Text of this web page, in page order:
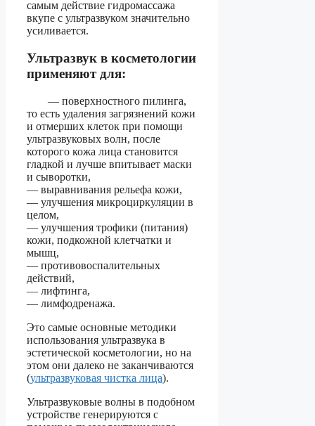
самым действие гидромассажа
вкупе с ультразвуком значительно
усиливается.
Ультразвук в косметологии
применяют для:
— поверхностного пилинга,
то есть удаления загрязнений кожи
и отмерших клеток при помощи
ультразвуковых волн, после
которого кожа лица становится
гладкой и лучше впитывает маски
и сыворотки,
— выравнивания рельефа кожи,
— улучшения микроциркуляции в
целом,
— улучшения трофики (питания)
кожи, подкожной клетчатки и
мышц,
— противовоспалительных
действий,
— лифтинга,
— лимфодренажа.
Это самые основные методики
использования ультразвука в
эстетической косметологии, но на
этом они далеко не заканчиваются
(ультразвуковая чистка лица).
Ультразвуковые волны в подобном
устройстве генерируются с